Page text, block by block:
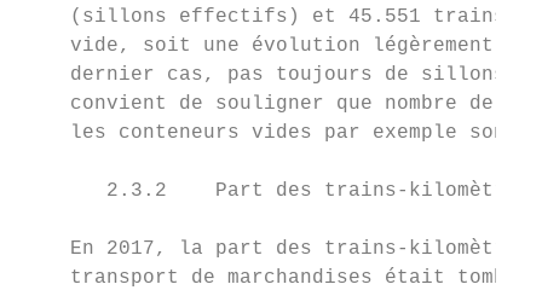
(sillons effectifs) et 45.551 trains
vide, soit une évolution légèrement
dernier cas, pas toujours de sillons
convient de souligner que nombre de
les conteneurs vides par exemple sont
2.3.2    Part des trains-kilomètres
En 2017, la part des trains-
transport de marchandises était